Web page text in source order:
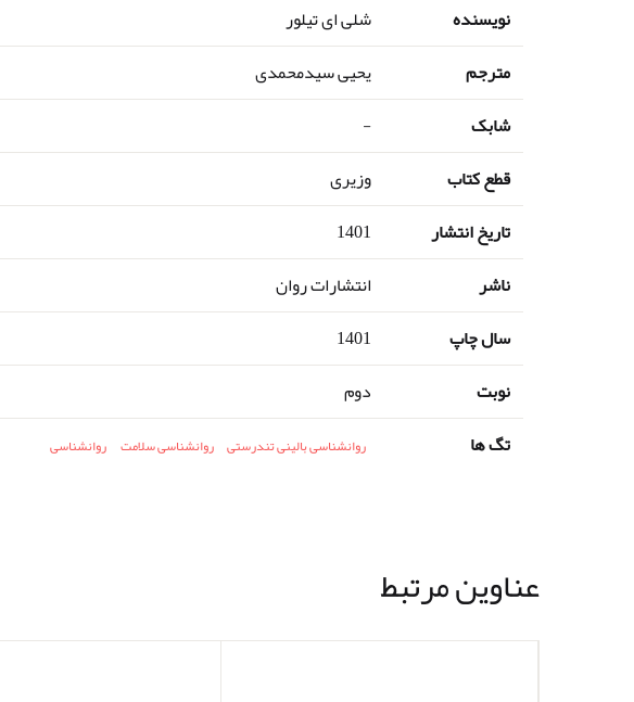
نویسنده
شلی ای تیلور
مترجم
یحیی سیدمحمدی
شابک
-
قطع کتاب
وزیری
تاریخ انتشار
1401
ناشر
انتشارات روان
سال چاپ
1401
نوبت
دوم
تگ ها
روانشناسی بالینی تندرستی روانشناسی سلامت روانشناسی
عناوین مرتبط